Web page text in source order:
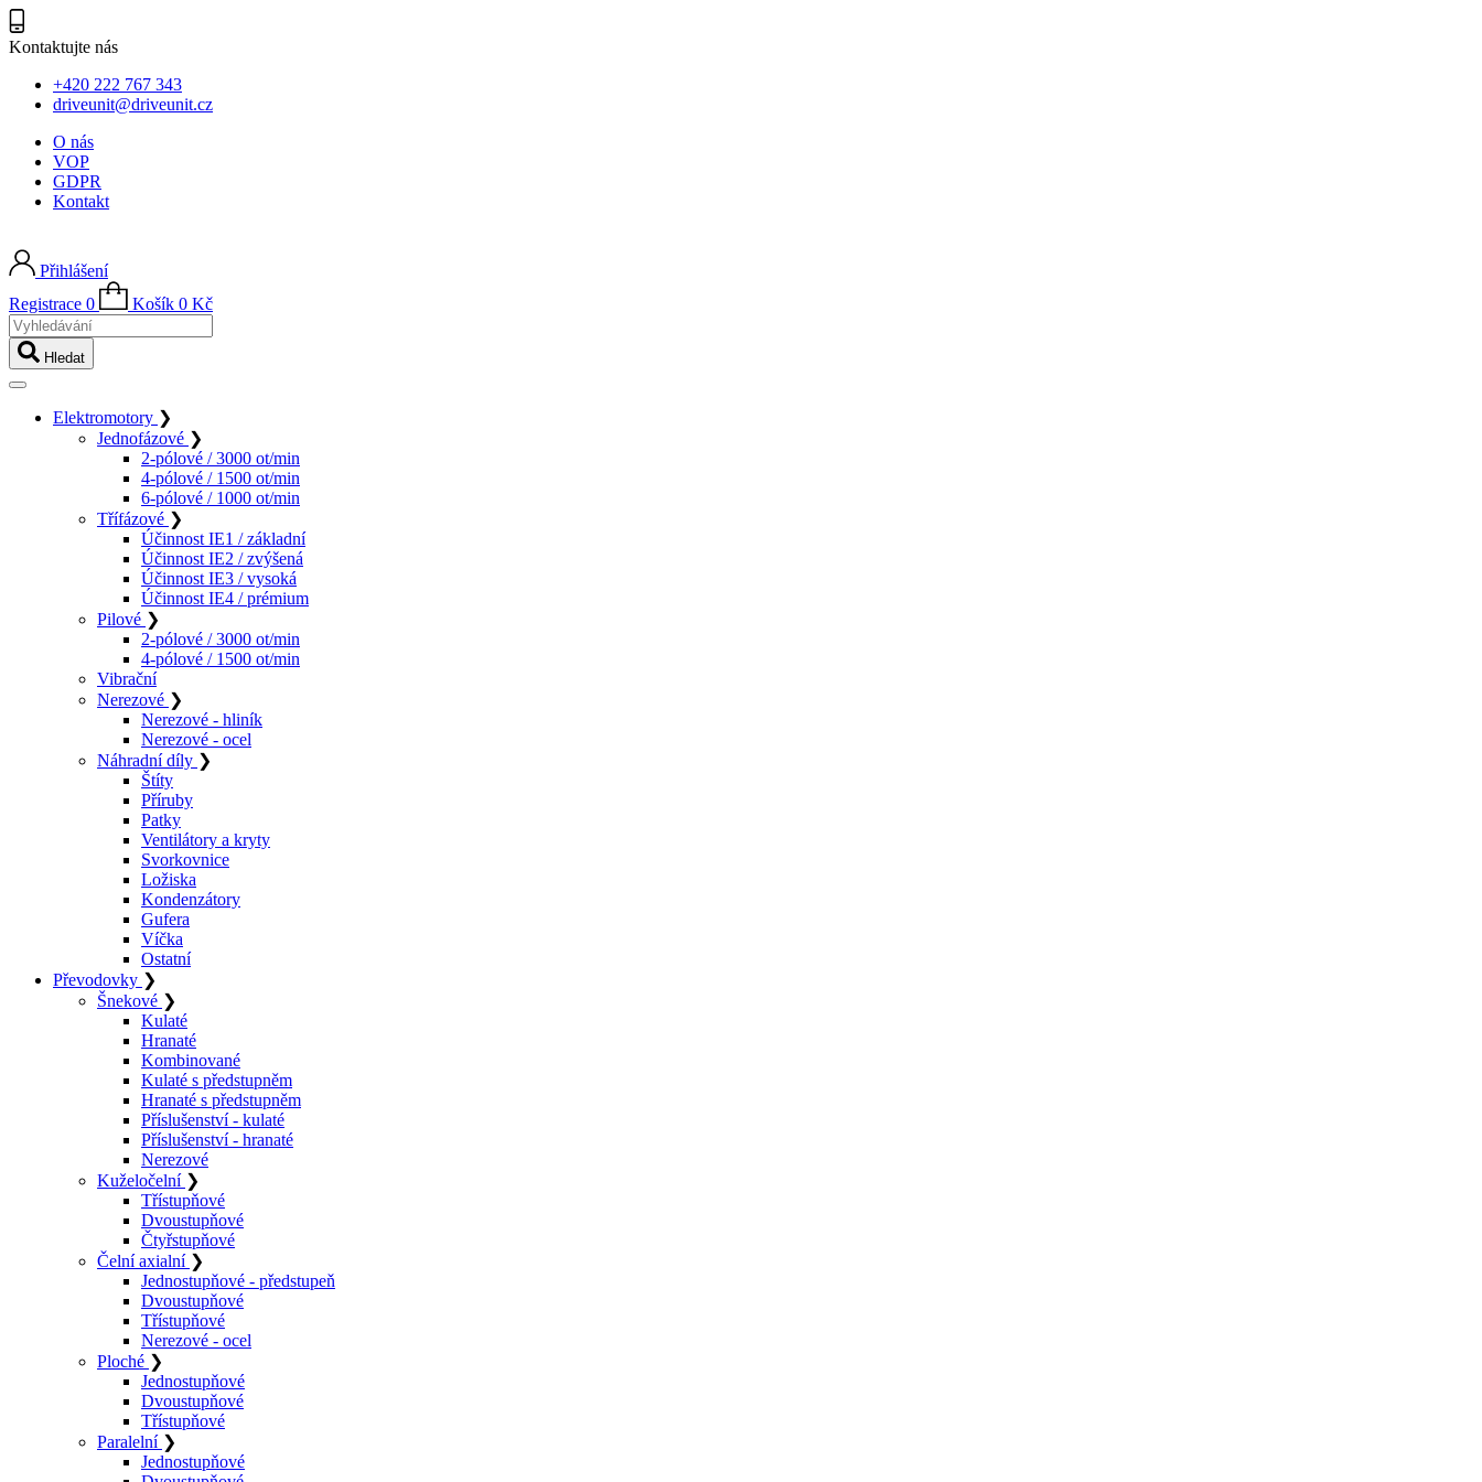
Kontaktujte nás
+420 222 767 343
driveunit@driveunit.cz
O nás
VOP
GDPR
Kontakt
Přihlášení
Registrace 0 Košík 0 Kč
Vyhledávání
Hledat
Elektromotory ❯
Jednofázové ❯
2-pólové / 3000 ot/min
4-pólové / 1500 ot/min
6-pólové / 1000 ot/min
Třífázové ❯
Účinnost IE1 / základní
Účinnost IE2 / zvýšená
Účinnost IE3 / vysoká
Účinnost IE4 / prémium
Pilové ❯
2-pólové / 3000 ot/min
4-pólové / 1500 ot/min
Vibrační
Nerezové ❯
Nerezové - hliník
Nerezové - ocel
Náhradní díly ❯
Štíty
Příruby
Patky
Ventilátory a kryty
Svorkovnice
Ložiska
Kondenzátory
Gufera
Víčka
Ostatní
Převodovky ❯
Šnekové ❯
Kulaté
Hranaté
Kombinované
Kulaté s předstupněm
Hranaté s předstupněm
Příslušenství - kulaté
Příslušenství - hranaté
Nerezové
Kuželočelní ❯
Třístupňové
Dvoustupňové
Čtyřstupňové
Čelní axialní ❯
Jednostupňové - předstupeň
Dvoustupňové
Třístupňové
Nerezové - ocel
Ploché ❯
Jednostupňové
Dvoustupňové
Třístupňové
Paralelní ❯
Jednostupňové